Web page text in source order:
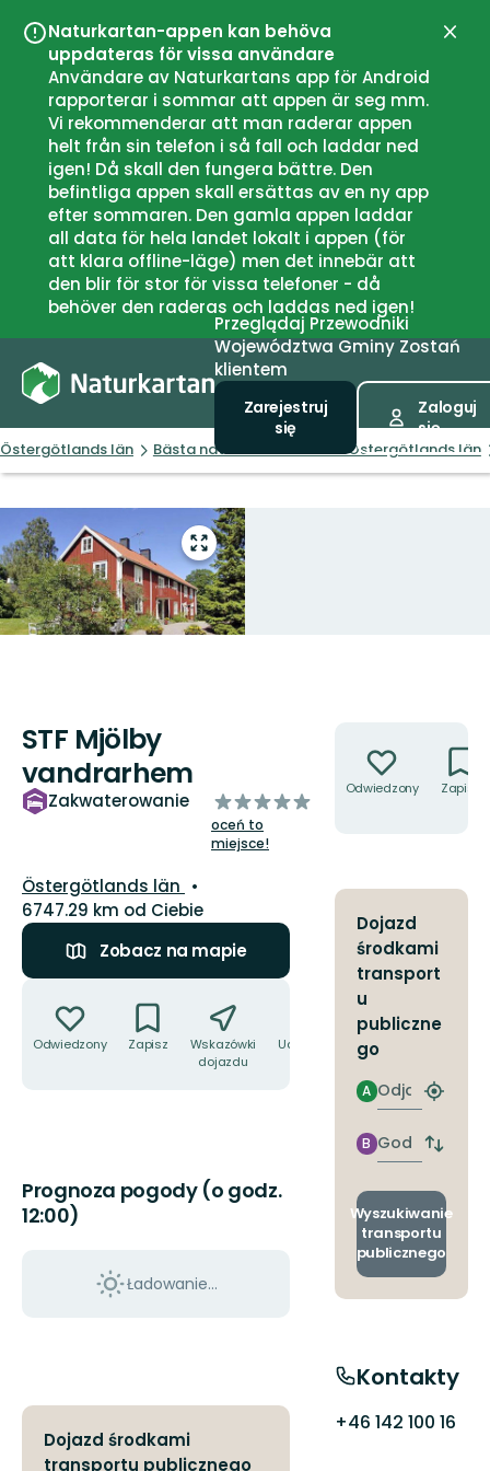
Naturkartan-appen kan behöva
uppdateras för vissa användare
Användare av Naturkartans app för Android
rapporterar i sommar att appen är seg mm.
Vi rekommenderar att man raderar appen
helt från sin telefon i så fall och laddar ned
igen! Då skall den fungera bättre. Den
befintliga appen skall ersättas av en ny app
efter sommaren. Den gamla appen laddar
all data för hela landet lokalt i appen (för
att klara offline-läge) men det innebär att
den blir för stor för vissa telefoner - då
behöver den raderas och laddas ned igen!
Przeglądaj Przewodniki
Województwa Gminy Zostań
klientem
Zarejestruj
się
Zaloguj
się
Östergötlands län Bästa naturnära boendet i Östergötlands län
Przejdź
do
trybu
pełnoekranowego
STF Mjölby
vandrarhem
Zakwaterowanie
z
5
gwiazdek
oceń to
miejsce!
Województwo:
Östergötlands län
6747.29 km od Ciebie
Zobacz na mapie
Odwiedzony Zapisz
Wskazówki
dojazdu
Udostępnij
Prognoza pogody (o godz.
12:00)
Ładowanie...
Dojazd środkami
transportu publicznego
Odwiedzony Zapisz
Dojazd
środkami
transport
u
publiczne
go
Odjazd
A
Znajdź
Godzinie
przyjazdu
B
Zmiana
i
Wyszukiwanie
transportu
publicznego
Kontakty
+46 142 100 16